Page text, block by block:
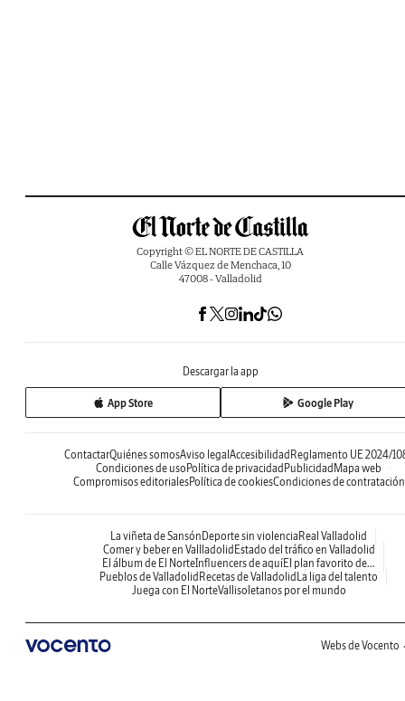
Copyright © EL NORTE DE CASTILLA
Calle Vázquez de Menchaca, 10
47008 - Valladolid
Descargar la app
App Store Google Play
ContactarQuiénes somosAviso legal Accesibilidad Reglamento UE 2024/
Condiciones de uso Política de privacidad Publicidad Mapa web
Compromisos editorialesPolítica de cookiesCondiciones de contratación
La viñeta de Sansón Deporte sin violencia Real Valladolid
Comer y beber en Vallladolid Estado del tráfico en Valladolid
El álbum de El NorteInfluencers de aquíEl plan favorito de...
Pueblos de Valladolid Recetas de Valladolid La liga del talento
Juega con El NorteVallisoletanos por el mundo
Webs de Vocento